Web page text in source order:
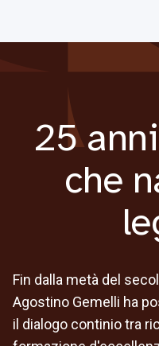
25
che
Fin dalla metà del
Agostino Gemelli ha
il dialogo continio tra